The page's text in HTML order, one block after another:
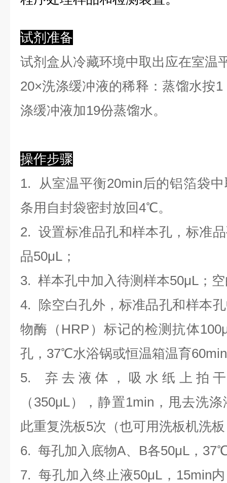
试剂准备
试剂盒从冷藏环境中取出应在室温
20×洗涤缓冲液的稀释：蒸馏水按
涤缓冲液加19份蒸馏水。
操作步骤
1. 从室温平衡20min后的铝箔袋
条用自封袋密封放回4℃。
2. 设置标准品孔和样本孔，标准
品50μL；
3. 样本孔中加 入待测样本50μL；
4.
除空白孔外，标准品孔和样本
物酶（HRP）标记的检测抗体
孔，37℃水浴锅或恒温箱温育
5. 弃去液体，吸水纸上拍
（350μL）
，静置1min，甩去洗
此重复洗板5次（也可用洗板机洗
6. 每孔加入底物A、B各50μL，
7. 每孔加入终止液50μL，15min